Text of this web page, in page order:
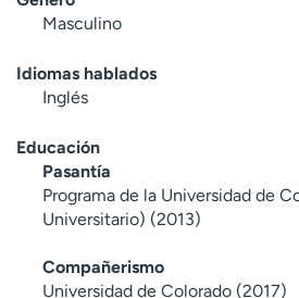
Masculino
Idiomas hablados
Inglés
Educación
Pasantía
Programa de la Universidad de
Universitario) (2013)
Compañerismo
Universidad de Colorado (2017)